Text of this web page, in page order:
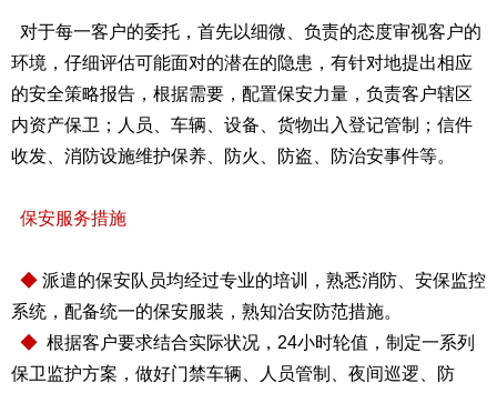
对于每一客户的委托，首先以细微、负责的态度审视客户的
环境，仔细评估可能面对的潜在的隐患，有针对地提出相应
的安全策略报告，根据需要，配置保安力量，负责客户辖区
内资产保卫；人员、车辆、设备、货物出入登记管制；信件
收发、消防设施维护保养、防火、防盗、防治安事件等。
保安服务措施
◆ 派遣的保安队员均经过专业的培训，熟悉消防、安保监控
系统，配备统一的保安服装，熟知治安防范措施。
◆ 根据客户要求结合实际状况，24小时轮值，制定一系列
保卫监护方案，做好门禁车辆、人员管制、夜间巡逻、防